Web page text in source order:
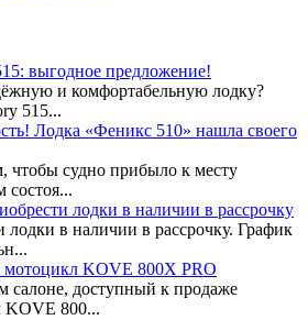
выгодное предложение!
и комфортабельную лодку?
515...
Лодка «Феникс 510» нашла своего
чтобы судно прибыло к месту
состоя...
лодки в наличии в рассрочку
лодки в наличии в рассрочку. График
KOVE 800X PRO
салоне, доступный к продаже
KOVE 800...